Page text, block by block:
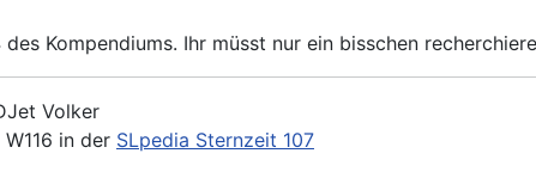
Kompendiums. Ihr müsst nur ein bisschen
Volker
in der SLpedia Sternzeit 107